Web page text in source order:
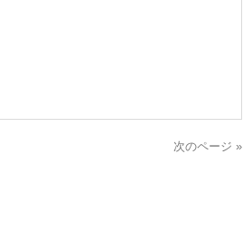
次のページ »